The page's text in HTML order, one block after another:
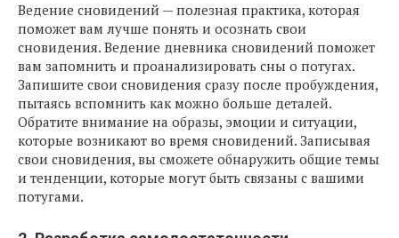
Ведение сновидений — полезная практика, которая
поможет вам лучше понять и осознать свои
сновидения. Ведение дневника сновидений поможет
вам запомнить и проанализировать сны о потугах.
Запишите свои сновидения сразу после пробуждения,
пытаясь вспомнить как можно больше деталей.
Обратите внимание на образы, эмоции и ситуации,
которые возникают во время сновидений. Записывая
свои сновидения, вы сможете обнаружить общие темы
и тенденции, которые могут быть связаны с вашими
потугами.